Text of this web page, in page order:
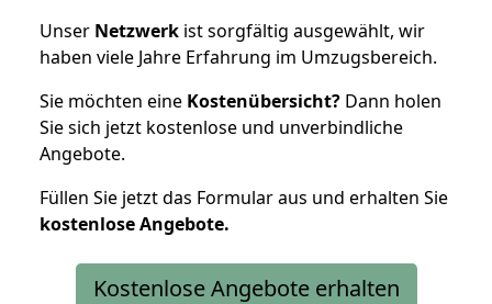
Unser Netzwerk ist sorgfältig ausgewählt, wir
haben viele Jahre Erfahrung im Umzugsbereich.
Sie möchten eine Kostenübersicht? Dann holen
Sie sich jetzt kostenlose und unverbindliche
Angebote.
Füllen Sie jetzt das Formular aus und erhalten Sie
kostenloseAngebote.
Kostenlose Angebote erhalten